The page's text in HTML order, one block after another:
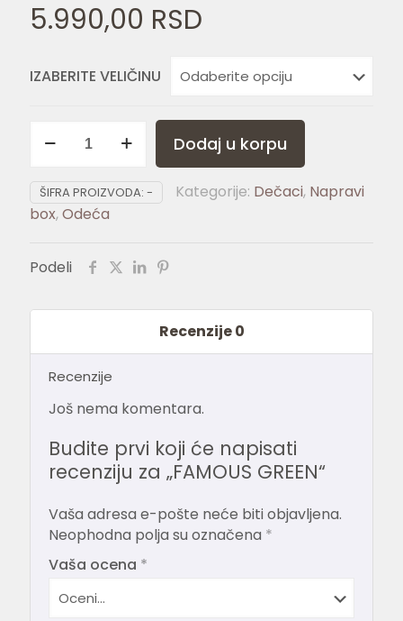
5.990,00 RSD
IZABERITE VELIČINU
GREEN
Dodaj u korpu
ŠIFRA PROIZVODA: - Kategorije: Dečaci, Napravi
box,Odeća
Podeli
Recenzije0
Recenzije
Još nema komentara.
Budite prvi koji će napisati
recenziju za „FAMOUS GREEN“
Vaša adresa e-pošte neće biti objavljena.
Neophodna polja su označena *
Vaša ocena *